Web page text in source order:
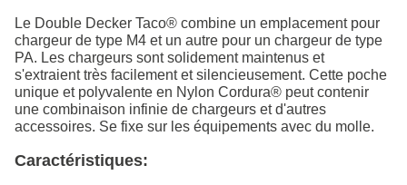
Le Double Decker Taco® combine un emplacement pour
chargeur de type M4 et un autre pour un chargeur de type
PA. Les chargeurs sont solidement maintenus et
s'extraient très facilement et silencieusement. Cette poche
unique et polyvalente en Nylon Cordura® peut contenir
une combinaison infinie de chargeurs et d'autres
accessoires. Se fixe sur les équipements avec du molle.
Caractéristiques: